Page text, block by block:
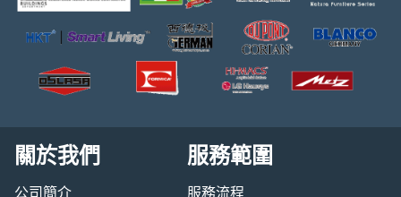
關於我們
公司簡介
服務範圍
服務流程